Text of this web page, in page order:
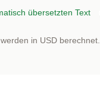
übersetzten Text
in USD